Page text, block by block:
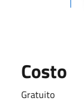
Costo
Gratuito